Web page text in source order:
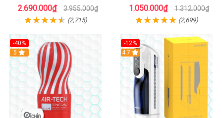
Cao Cấp
2.690.000₫ 3.955.000₫
(2,715)
1.050.000₫ 1.312.000₫
(2,699)
-40%
Hot
5
-12%
Hot
4.7